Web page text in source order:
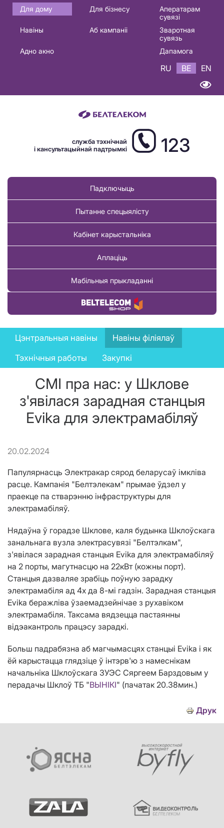
Основная
навигация
Для дому Для бізнесу
Аператарам
сувязі
Навіны
Аб кампаніі
Зваротная
сувязь
Адно акно
Дапамога
RU BE EN
служба тэхнічнай
і кансультацыйнай падтрымкі
123
Падключыць
Пытанне спецыялісту
Кабінет карыстальніка
Аплаціць
Мабільныя прыкладанні
Купіць тавар
News
menu
Цэнтральныя навіны
Навіны філіялаў
Тэхнічныя работы
Закупкі
СМІ пра нас: у Шклове
з'явілася зарадная станцыя
Evika для электрамабіляў
20.02.2024
Папулярнасць Электракар сярод беларусаў імкліва
расце. Кампанія "Белтэлекам" прымае ўдзел у
праекце па стварэнню інфраструктуры для
электрамабіляў.
Нядаўна ў горадзе Шклове, каля будынка Шклоўскага
занальнага вузла электрасувязі "Белтэлкам",
з'явілася зарадная станцыя Evika для электрамабіляў
на 2 порты, магутнасцю на 22кВт (кожны порт).
Станцыя дазваляе зрабіць поўную зарадку
электрамабіля ад 4х да 8-мі гадзін. Зарадная станцыя
Evika беражліва ўзаемадзейнічае з рухавіком
электрамабіля. Таксама вядзецца пастаянны
відэакантроль працэсу зарадкі.
Больш падрабязна аб магчымасцях станцыі Evika і як
ёй карыстацца глядзіце ў інтэрв'ю з намеснікам
начальніка Шклоўскага ЗУЭС Сяргеем Барздовым у
перадачы Шклоў ТБ "ВЫНІКІ" (пачатак 20.38мин.)
Друк